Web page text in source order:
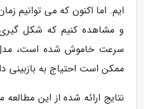
ایم. اما اکنون که می توانیم
و مشاهده کنیم که شکل
سرعت خاموش شده است، مدل
ممکن است احتیاج به بازبینی
نتایج ارائه شده از این